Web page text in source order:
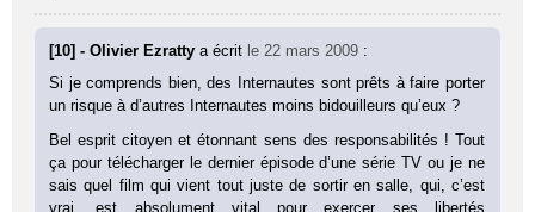
[10] - Olivier Ezrattya écrit le 22 mars 2009 :
Si je comprends bien, des Internautes sont prêts à faire porter
un risque à d’autres Internautes moins bidouilleurs qu’eux ?
Bel esprit citoyen et étonnant sens des responsabilités ! Tout
ça pour télécharger le dernier épisode d’une série TV ou je ne
sais quel film qui vient tout juste de sortir en salle, qui, c’est
vrai, est absolument vital pour exercer ses libertés